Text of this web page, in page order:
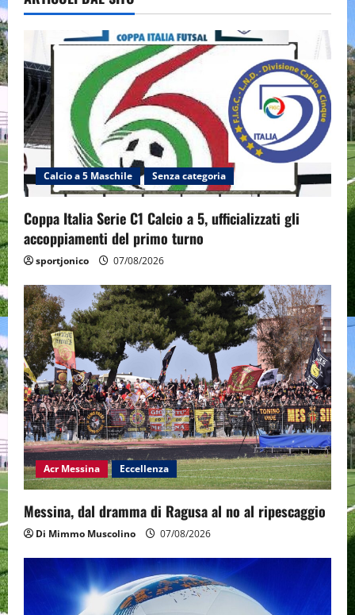
Calcio a 5 Maschile Senza categoria
Coppa Italia Serie C1 Calcio a 5, ufficializzati gli
accoppiamenti del primo turno
sportjonico 07/08/2026
Acr Messina Eccellenza
Messina, dal dramma di Ragusa al no al ripescaggio
Di Mimmo Muscolino 07/08/2026